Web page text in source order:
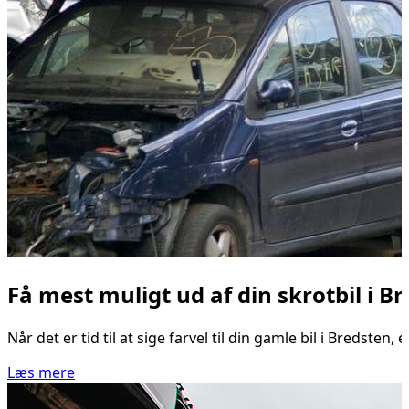
Få mest muligt ud af din skrotbil i
Når det er tid til at sige farvel til din gamle bil i
Læs mere